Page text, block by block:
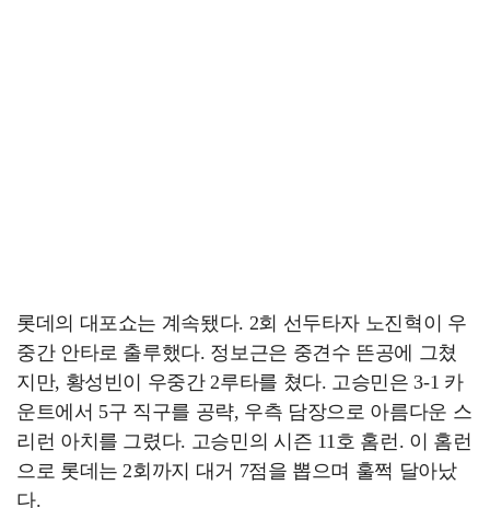
롯데의 대포쇼는 계속됐다. 2회 선두타자 노진혁이 우
중간 안타로 출루했다. 정보근은 중견수 뜬공에 그쳤
지만, 황성빈이 우중간 2루타를 쳤다. 고승민은 3-1 카
운트에서 5구 직구를 공략, 우측 담장으로 아름다운 스
리런 아치를 그렸다. 고승민의 시즌 11호 홈런. 이 홈런
으로 롯데는 2회까지 대거 7점을 뽑으며 훌쩍 달아났
다.